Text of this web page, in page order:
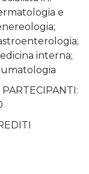
e
interna;
PARTECIPANTI: